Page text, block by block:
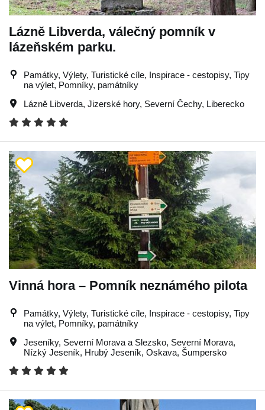
Lázně Libverda, válečný pomník v
lázeňském parku.
Památky, Výlety, Turistické cíle, Inspirace - cestopisy, Tipy
na výlet, Pomníky, památníky
Lázně Libverda, Jizerské hory, Severní Čechy, Liberecko
Vinná hora – Pomník neznámého pilota
Památky, Výlety, Turistické cíle, Inspirace - cestopisy, Tipy
na výlet, Pomníky, památníky
Jeseníky, Severní Morava a Slezsko, Severní Morava,
Nízký Jeseník, Hrubý Jeseník, Oskava, Šumpersko